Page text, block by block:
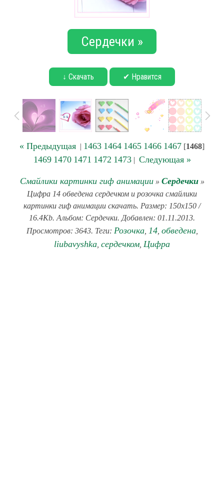
Сердечки »
↓ Скачать ✔ Нравится
« Предыдущая | 1463 1464 1465 1466 1467 [1468]
1469 1470 1471 1472 1473| Следующая »
Смайлики картинки гиф анимации» Сердечки»
Цифра 14 обведена сердечком и розочка смайлики
картинки гиф анимации скачать. Размер: 150x150 /
16.4Kb. Альбом: Сердечки. Добавлен: 01.11.2013.
Просмотров: 3643. Теги: Розочка, 14, обведена,
liubavyshka сердечком Цифра